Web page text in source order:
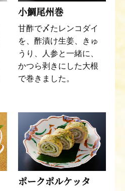
小鯛尾州巻
甘酢で〆たレンコダイ
を、酢漬け生姜、きゅ
うり、人参と一緒に、
かつら剥きにした大根
で巻きました。
ポークポルケッタ